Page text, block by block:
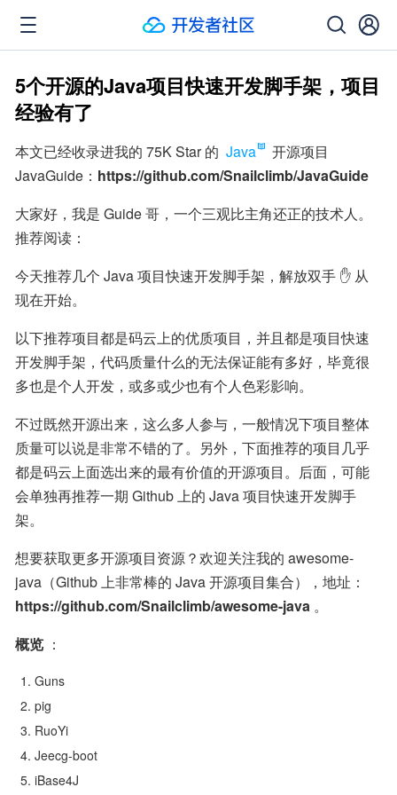
5个开源的Java项目快速开发脚手架，项目
经验有了
本文已经收录进我的 75K Star 的 Java
开源项目
JavaGuide： https://github.com/Snailclimb/JavaGuide
大家好，我是 Guide 哥，一个三观比主角还正的技术人。
推荐阅读：
今天推荐几个 Java 项目快速开发脚手架，解放双手 ✋ 从
现在开始。
以下推荐项目都是码云上的优质项目，并且都是项目快速
开发脚手架，代码质量什么的无法保证能有多好，毕竟很
多也是个人开发，或多或少也有个人色彩影响。
不过既然开源出来，这么多人参与，一般情况下项目整体
质量可以说是非常不错的了。另外，下面推荐的项目几乎
都是码云上面选出来的最有价值的开源项目。后面，可能
会单独再推荐一期 Github 上的 Java 项目快速开发脚手
架。
想要获取更多开源项目资源？欢迎关注我的 awesome-
java（Github 上非常棒的 Java 开源项目集合），地址：
https://github.com/Snailclimb/awesome-java 。
概览 ：
Guns
pig
RuoYi
Jeecg-boot
iBase4J